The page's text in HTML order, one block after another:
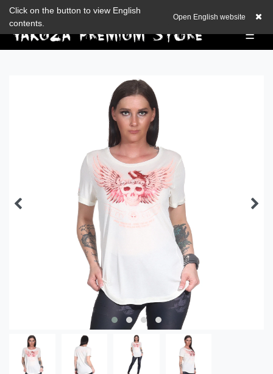
Check out our blog
☰
Click on the button to view English
contents.
Open English website